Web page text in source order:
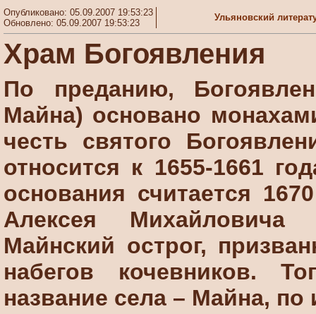
Опубликовано: 05.09.2007 19:53:23
Обновлено: 05.09.2007 19:53:23
Ульяновский
Храм Богоявления
По преданию,
Майна) основано
честь святого
относится к 1655-1661
основания считается
Алексея
Майнский острог,
набегов кочевников.
название села – Майна,